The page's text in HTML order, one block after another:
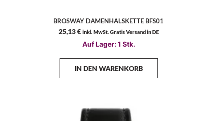
BROSWAY DAMENHALSKETTE BFS01
25,13€ inkl. MwSt. Gratis Versand in DE
Auf Lager: 1 Stk.
IN DEN WARENKORB